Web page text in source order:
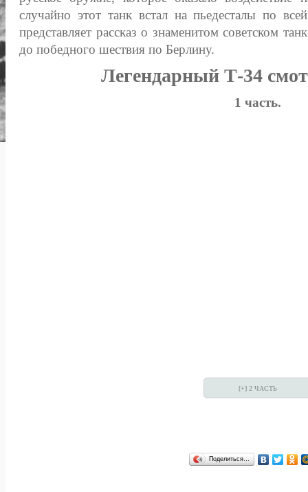
случайно этот танк встал на пьедесталы по
представляет рассказ о знаменитом советском
до победного шествия по Берлину.
Легендарный Т-34
1 часть.
Поделиться…